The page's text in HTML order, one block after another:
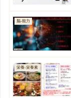
脳-能力
栄養-栄養素